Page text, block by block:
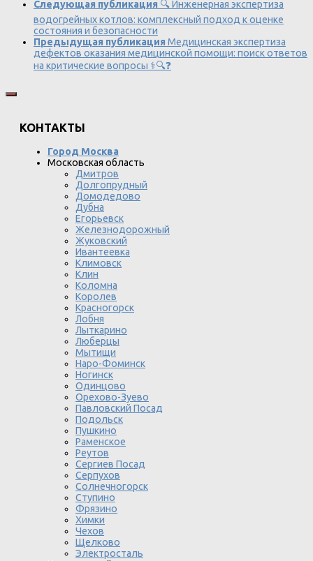
Следующая публикация 🔍 Инженерная экспертиза
водогрейных котлов: комплексный подход к оценке
состояния и безопасности
Предыдущая публикация Медицинская экспертиза
дефектов оказания медицинской помощи: поиск ответов
на критические вопросы ⚕️🔍❓
КОНТАКТЫ
Город Москва
Московская область
Дмитров
Долгопрудный
Домодедово
Дубна
Егорьевск
Железнодорожный
Жуковский
Ивантеевка
Климовск
Клин
Коломна
Королев
Красногорск
Лобня
Лыткарино
Люберцы
Мытищи
Наро-Фоминск
Ногинск
Одинцово
Орехово-Зуево
Павловский Посад
Подольск
Пушкино
Раменское
Реутов
Сергиев Посад
Серпухов
Солнечногорск
Ступино
Фрязино
Химки
Чехов
Щелково
Электросталь